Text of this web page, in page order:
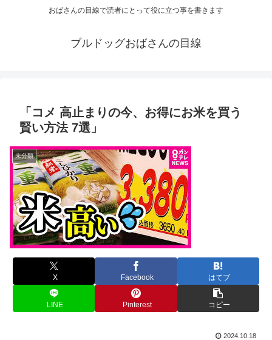
おばさんの目線で読者にとって役に立つ事を書きます
ブルドッグおばさんの目線
「コメ 高止まりの今、お得にお米を買う
賢い方法 7選」
未分類
X Facebook はてブ
LINE Pinterest コピー
2024.10.18